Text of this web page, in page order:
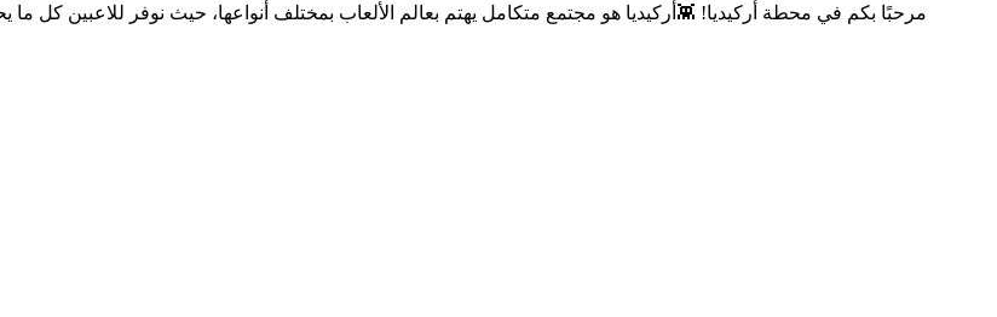
مرحبًا بكم في محطة أركيديا! 👾أركيديا هو مجتمع متكامل يهتم بعالم الألعاب بمختلف أنواعها، حيث نوفر للاعبين